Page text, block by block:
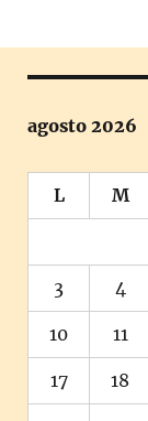
agosto 2026
L M
3 4
10 11
17 18